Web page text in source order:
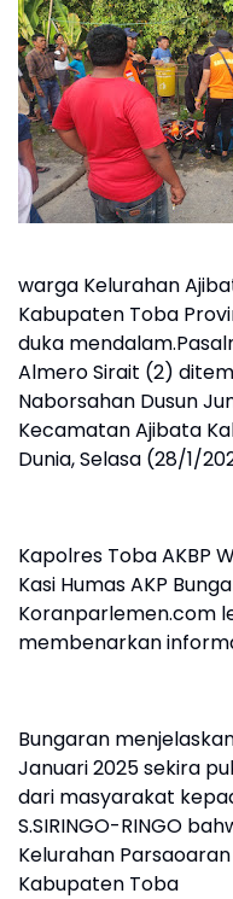
warga Kelurahan
Kabupaten Toba
duka
Almero Sirait (2)
Naborsahan Dusun
Kecamatan Ajibata
Dunia, Selasa (28/1/
Kapolres Toba AKBP
Kasi Humas AKP
Koranparlemen.com
membenarkan
Bungaran
Januari 2025 sekira
dari masyarakat
S.SIRINGO-RINGO
Kelurahan
Kabupaten Toba